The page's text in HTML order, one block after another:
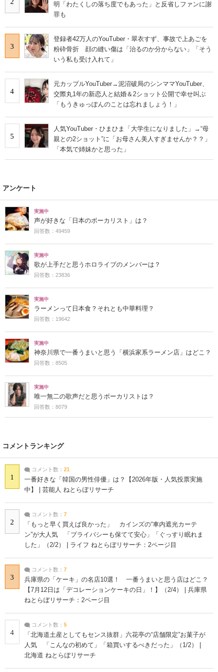
明「わたくしの落ち度でもあった」と反省しファンに謝
罪も
3
登録者42万人のYouTuber・翠衣すず、事故で上あごを
粉砕骨折 顔の縫い傷は「治るのか分からない」「そう
いう私も受け入れて」
4
元カップルYouTuber→泥沼破局のシンママYouTuber、
交際丸1年の新恋人と結婚＆2ショット公開で幸せ叫ぶ
「もうきゅっぽんのことは忘れましょう！」
5
人気YouTuber・ひまひま「大学生になりました」→“母
親との2ショット”に「お母さん美人すぎませんか？？」
「本気で姉妹かと思った」
アンケート
実施中
声が好きな「日本のボーカリスト」は？
回答数：49459
実施中
歌が上手だと思うホロライブのメンバーは？
回答数：23836
実施中
ラーメンって日本食？それとも中華料理？
回答数：19642
実施中
神奈川県で一番うまいと思う「横浜家系ラーメン店」はどこ？
回答数：8505
実施中
唯一無二の歌声だと思うボーカリストは？
回答数：8079
コメントランキング
1
コメント数： 21
一番好きな「韓国の男性俳優」は？【2026年版・人気投票実施
中】 | 芸能人 ねとらぼリサーチ
2
コメント数： 7
「もっと早く買えば良かった」 カインズの“車内遮光カーテ
ン”が大人気 「プライバシーも保てて安心」「ぐっすり眠れま
した」（2/2） | ライフ ねとらぼリサーチ：2ページ目
3
コメント数： 7
兵庫県の「ケーキ」の名店10選！ 一番うまいと思う店はどこ？
【7月12日は「デコレーションケーキの日」！】（2/4） | 兵庫県
ねとらぼリサーチ：2ページ目
4
コメント数： 5
「北海道土産としてもセンス抜群」六花亭の“店舗限定”お菓子が
人気 「こんなの初めて」「箱買いするべきだった」（1/2） |
北海道 ねとらぼリサーチ